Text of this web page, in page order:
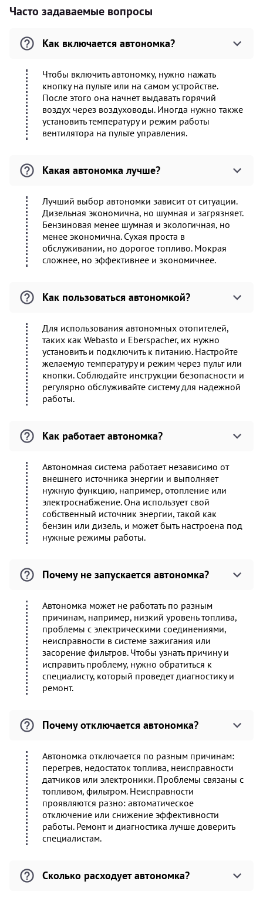
Часто задаваемые вопросы
Как включается автономка?
Чтобы включить автономку, нужно нажать
кнопку на пульте или на самом устройстве.
После этого она начнет выдавать горячий
воздух через воздуховоды. Иногда нужно также
установить температуру и режим работы
вентилятора на пульте управления.
Какая автономка лучше?
Лучший выбор автономки зависит от ситуации.
Дизельная экономична, но шумная и загрязняет.
Бензиновая менее шумная и экологичная, но
менее экономична. Сухая проста в
обслуживании, но дорогое топливо. Мокрая
сложнее, но эффективнее и экономичнее.
Как пользоваться автономкой?
Для использования автономных отопителей,
таких как Webasto и Eberspacher, их нужно
установить и подключить к питанию. Настройте
желаемую температуру и режим через пульт или
кнопки. Соблюдайте инструкции безопасности и
регулярно обслуживайте систему для надежной
работы.
Как работает автономка?
Автономная система работает независимо от
внешнего источника энергии и выполняет
нужную функцию, например, отопление или
электроснабжение. Она использует свой
собственный источник энергии, такой как
бензин или дизель, и может быть настроена под
нужные режимы работы.
Почему не запускается автономка?
Автономка может не работать по разным
причинам, например, низкий уровень топлива,
проблемы с электрическими соединениями,
неисправности в системе зажигания или
засорение фильтров. Чтобы узнать причину и
исправить проблему, нужно обратиться к
специалисту, который проведет диагностику и
ремонт.
Почему отключается автономка?
Автономка отключается по разным причинам:
перегрев, недостаток топлива, неисправности
датчиков или электроники. Проблемы связаны с
топливом, фильтром. Неисправности
проявляются разно: автоматическое
отключение или снижение эффективности
работы. Ремонт и диагностика лучше доверить
специалистам.
Сколько расходует автономка?